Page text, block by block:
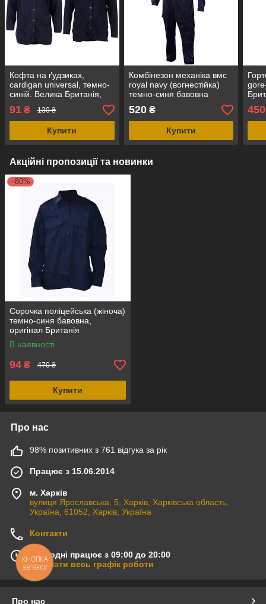
Кофта на ґудзиках,
cardigan universal, темно-
синій. Велика Британія,
оригінал.
91 ₴ 130 ₴
Купити
Комбінезон механіка вмс
royal navy (вогнестійка)
темно-синя бавовна
оригінал
520₴
Купити
450
Акційні пропозиції та новинки
–80%
Сорочка поліцейська (жіноча)
темно-синя бавовна,
оригінал Британія
В наявності
94 ₴ 470 ₴
Купити
Про нас
98% позитивних з 761 відгука за рік
Працює з 15.06.2014
м. Харків
вулиця Ярославська, 5, Харків, Харківська область,
Україна, 61052, Харків, Україна
Контакти
Сьогодні працює з 09:00 до 20:00
Показати весь графік роботи
Про нас
КНОПКА
ЗВ'ЯЗКУ